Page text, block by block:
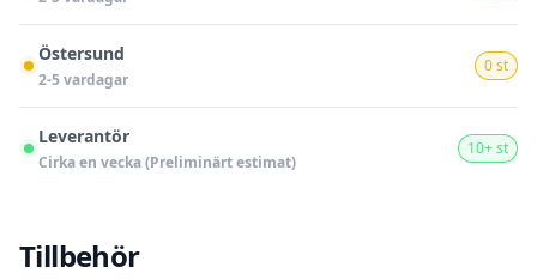
Östersund
2-5 vardagar
0 st
Leverantör
Cirka en vecka (Preliminärt estimat)
10+ st
Tillbehör